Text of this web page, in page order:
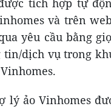
tích hợp tự
và trên
yêu cầu bằng
tin/dịch vụ trong
lý ảo Vinhomes